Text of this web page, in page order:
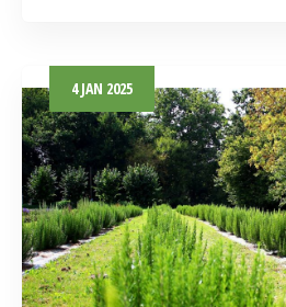
4JAN 2025